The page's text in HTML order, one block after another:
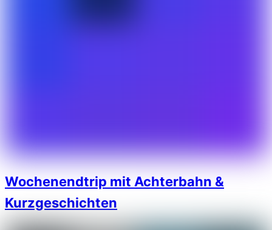
Wochenendtrip mit Achterbahn &
Kurzgeschichten